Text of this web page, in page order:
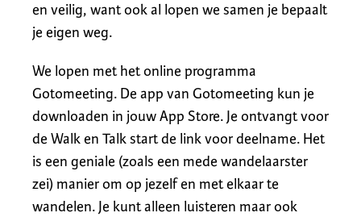
en veilig, want ook al lopen we samen je bepaalt
je eigen weg.
We lopen met het online programma
Gotomeeting. De app van Gotomeeting kun je
downloaden in jouw App Store. Je ontvangt voor
de Walk en Talk start de link voor deelname. Het
is een geniale (zoals een mede wandelaarster
zei) manier om op jezelf en met elkaar te
wandelen. Je kunt alleen luisteren maar ook